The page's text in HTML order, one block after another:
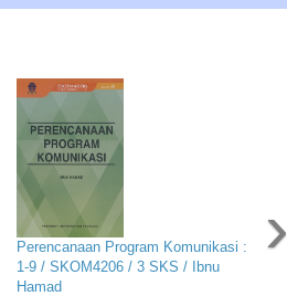
Perencanaan Program Komunikasi :
1-9 / SKOM4206 / 3 SKS / Ibnu
Hamad
›